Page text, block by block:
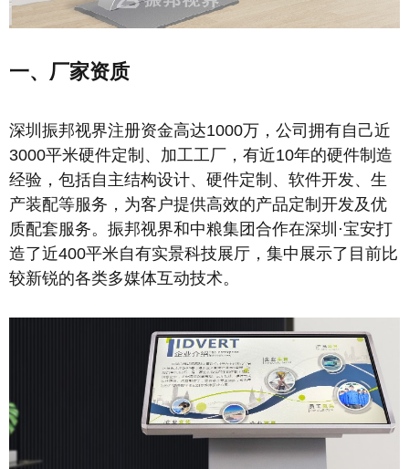
一、厂家资质
深圳振邦视界注册资金高达1000万，公司拥有自己近
3000平米硬件定制、加工工厂，有近10年的硬件制造
经验，包括自主结构设计、硬件定制、软件开发、生
产装配等服务，为客户提供高效的产品定制开发及优
质配套服务。振邦视界和中粮集团合作在深圳·宝安打
造了近400平米自有实景科技展厅，集中展示了目前比
较新锐的各类多媒体互动技术。